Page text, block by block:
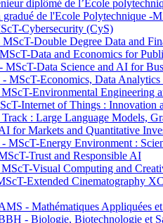
diplômé de l’École
de l'Ecole Polytechnique -
Cybersecurity (CyS)
Double Degree Data and
Data and Economics for
Data Science and AI for
MScT-Economics, Data Analytics
Environmental Engineering
Internet of Things : Innovation
: Large Language Models,
for Markets and Quantitative
MScT-Energy Environment :
Trust and Responsible AI
Visual Computing and
Extended Cinematography
- Mathématiques Appliquées et
- Biologie, Biotechnologie et